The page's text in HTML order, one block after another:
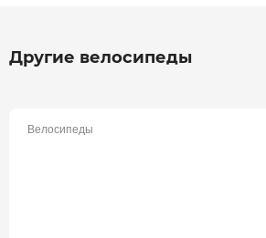
Другие велосипеды
Велосипеды